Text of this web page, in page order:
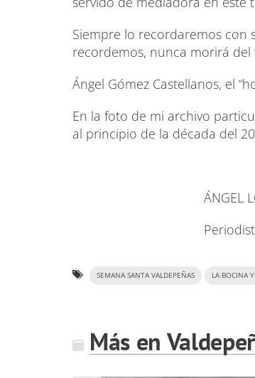
Siempre lo recordaremos con
recordemos, nunca morirá del
Ángel Gómez Castellanos, el
En la foto de mi archivo
al principio de la década del
ÁNGEL LÓPEZ
Periodista y
SEMANA SANTA VALDEPEÑAS LA BOCINA
Más en